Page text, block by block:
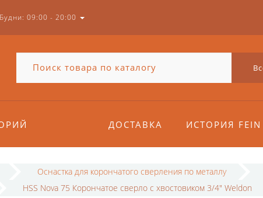
Будни: 09:00 - 20:00
ДОСТАВКА ИСТОРИЯ FEIN
Оснастка для корончатого сверления по металлу
HSS Nova 75 Корончатое сверло с хвостовиком 3/4" Weldon